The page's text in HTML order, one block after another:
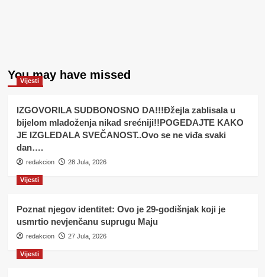
You may have missed
Vijesti
IZGOVORILA SUDBONOSNO DA!!!Đžejla zablisala u
bijelom mladoženja nikad srećniji!!POGEDAJTE KAKO
JE IZGLEDALA SVEČANOST..Ovo se ne viđa svaki
dan….
redakcion 28 Jula, 2026
Vijesti
Poznat njegov identitet: Ovo je 29-godišnjak koji je
usmrtio nevjenčanu suprugu Maju
redakcion 27 Jula, 2026
Vijesti